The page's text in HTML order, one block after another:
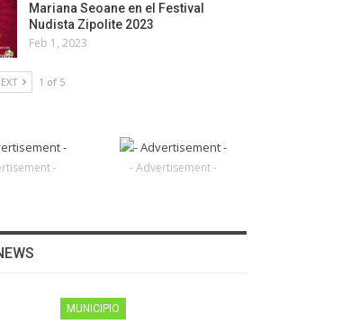
Mariana Seoane en el Festival
Nudista Zipolite 2023
Feb 1, 2023
1 of 5
- - Advertisement -
MUNICIPIO